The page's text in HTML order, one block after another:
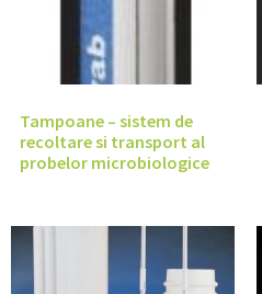
Tampoane – sistem de
recoltare si transport al
probelor microbiologice